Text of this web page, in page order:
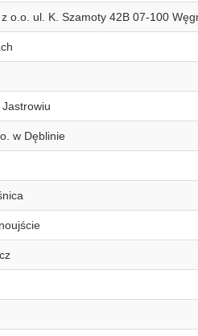
o.o. ul. K. Szamoty 42B 07-100
Jastrowiu
w Dęblinie